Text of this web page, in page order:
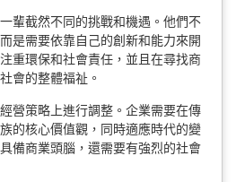
輩截然不同的挑戰和機遇。他們不
是需要依靠自己的創新和能力來開
重環保和社會責任，並且在尋找商
會的整體福祉。
營策略上進行調整。企業需要在傳
的核心價值觀，同時適應時代的變
備商業頭腦，還需要有強烈的社會